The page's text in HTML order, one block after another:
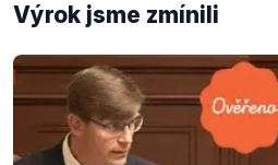
Výrok jsme zmínili